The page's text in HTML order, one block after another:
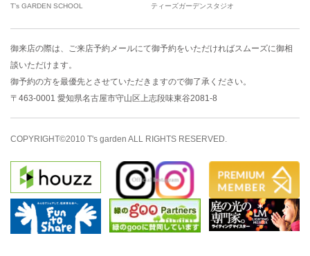
T’s GARDEN SCHOOL
ティーズガーデンスタジオ
御来店の際は、 ご来店予約メールにて御予約をいただければスムーズに御相
談いただけます。
御予約の方を最優先とさせていただきますので御了承ください。
〒463-0001 愛知県名古屋市守山区上志段味東谷2081-8
COPYRIGHT©2010 T's garden ALL RIGHTS RESERVED.